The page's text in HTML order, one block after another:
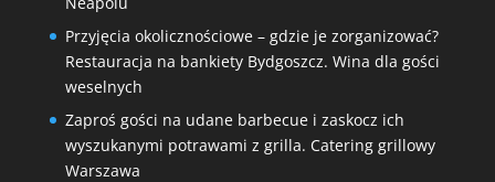
Przyjęcia okolicznościowe – gdzie je zorganizować?
Restauracja na bankiety Bydgoszcz. Wina dla gości
weselnych
Zaproś gości na udane barbecue i zaskocz ich
wyszukanymi potrawami z grilla. Catering grillowy
Warszawa